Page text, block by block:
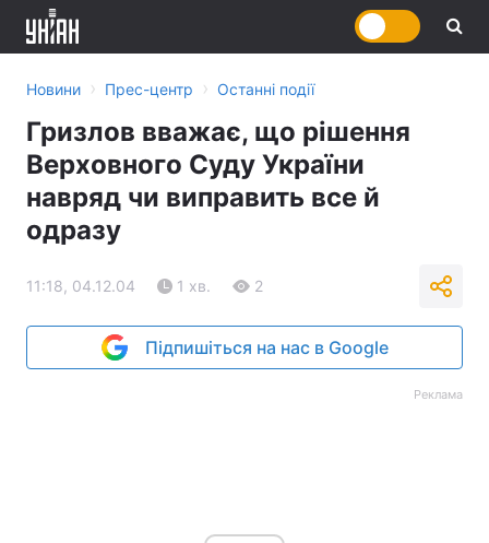
Новини › Прес-центр › Останні події
Гризлов вважає, що рішення
Верховного Суду України
навряд чи виправить все й
одразу
11:18, 04.12.04 1 хв. 2
Підпишіться на нас в Google
Реклама